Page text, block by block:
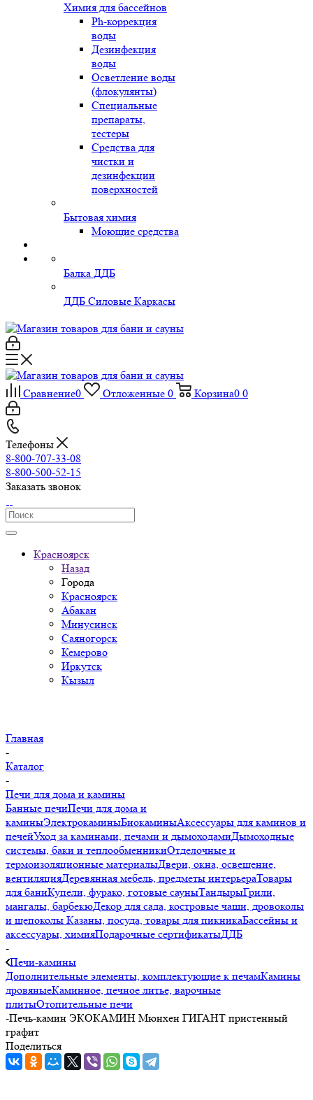
Химия для бассейнов
Ph-коррекция
воды
Дезинфекция
воды
Осветление воды
(флокулянты)
Специальные
препараты,
тестеры
Средства для
чистки и
дезинфекции
поверхностей
Бытовая химия
Моющие средства
Балка ДДБ
ДДБ Силовые Каркасы
Сравнение0 Отложенные 0 Корзина0 0
Телефоны
8-800-707-33-08
8-800-500-52-15
Заказать звонок
Красноярск
Назад
Города
Красноярск
Абакан
Минусинск
Саяногорск
Кемерово
Иркутск
Кызыл
Главная
-
Каталог
-
Печи для дома и камины
Банные печиПечи для дома и
каминыЭлектрокаминыБиокаминыАксессуары для каминов и
печейУход за каминами, печами и дымоходамиДымоходные
системы, баки и теплообменникиОтделочные и
термоизоляционные материалыДвери, окна, освещение,
вентиляцияДеревянная мебель, предметы интерьераТовары
для баниКупели, фурако, готовые сауныТандырыГрили,
мангалы, барбекюДекор для сада, костровые чаши, дровоколы
и щепоколы Казаны, посуда, товары для пикникаБассейны и
аксессуары, химияПодарочные сертификатыДДБ
-
Печи-камины
Дополнительные элементы, комплектующие к печамКамины
дровяныеКаминное, печное литье, варочные
плитыОтопительные печи
-Печь-камин ЭКОКАМИН Мюнхен ГИГАНТ пристенный
графит
Поделиться